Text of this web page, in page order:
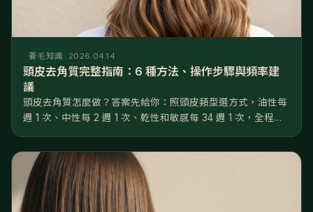
養毛知識 2026.04.14
頭皮去角質完整指南：6 種方法、操作步驟與頻率建
議
頭皮去角質怎麼做？答案先給你：照頭皮類型選方式，油性每
週 1 次、中性每 2 週 1 次、乾性和敏感每 34 週 1 次，全程用
堵塞率可以從 3550% 降到 1015%，後續養髮液...